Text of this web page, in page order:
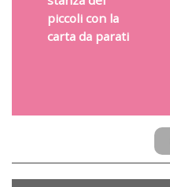
piccoli con la
carta da parati